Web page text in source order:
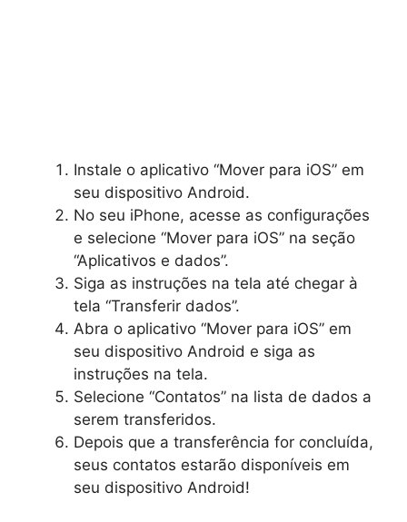
Instale o aplicativo “Mover para iOS” em
seu dispositivo Android.
No seu iPhone, acesse as configurações
e selecione “Mover para iOS” na seção
“Aplicativos e dados”.
Siga as instruções na tela até chegar à
tela “Transferir dados”.
Abra o aplicativo “Mover para iOS” em
seu dispositivo Android e siga as
instruções na tela.
Selecione “Contatos” na lista de dados a
serem transferidos.
Depois que a transferência for concluída,
seus contatos estarão disponíveis em
seu dispositivo Android!